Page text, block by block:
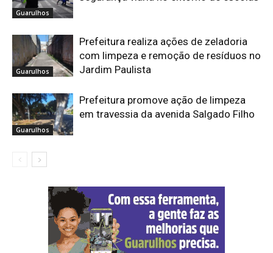
Guarulhos
Guarulhos
Prefeitura realiza ações de zeladoria
com limpeza e remoção de resíduos no
Jardim Paulista
Guarulhos
Prefeitura promove ação de limpeza
em travessia da avenida Salgado Filho